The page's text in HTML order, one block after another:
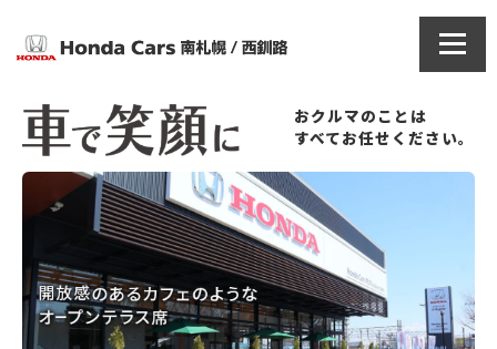
おクルマのことは
すべてお任せください。